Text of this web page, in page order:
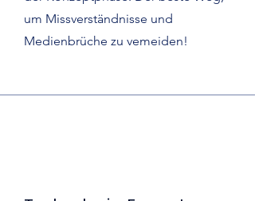
um Missverständnisse und
Medienbrüche zu vemeiden!